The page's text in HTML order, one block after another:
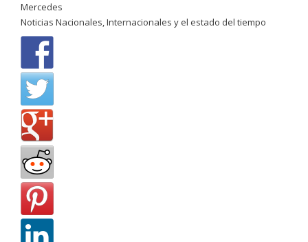
Mercedes
Noticias Nacionales, Internacionales y el estado del tiempo